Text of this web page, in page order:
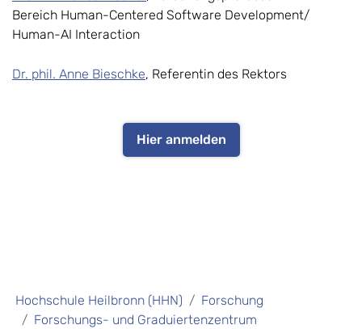
Bereich Human-Centered Software Development/
Human-AI Interaction
Dr. phil. Anne Bieschke, Referentin des Rektors
Hier anmelden
Hochschule Heilbronn (HHN)
Forschung
Forschungs- und Graduiertenzentrum